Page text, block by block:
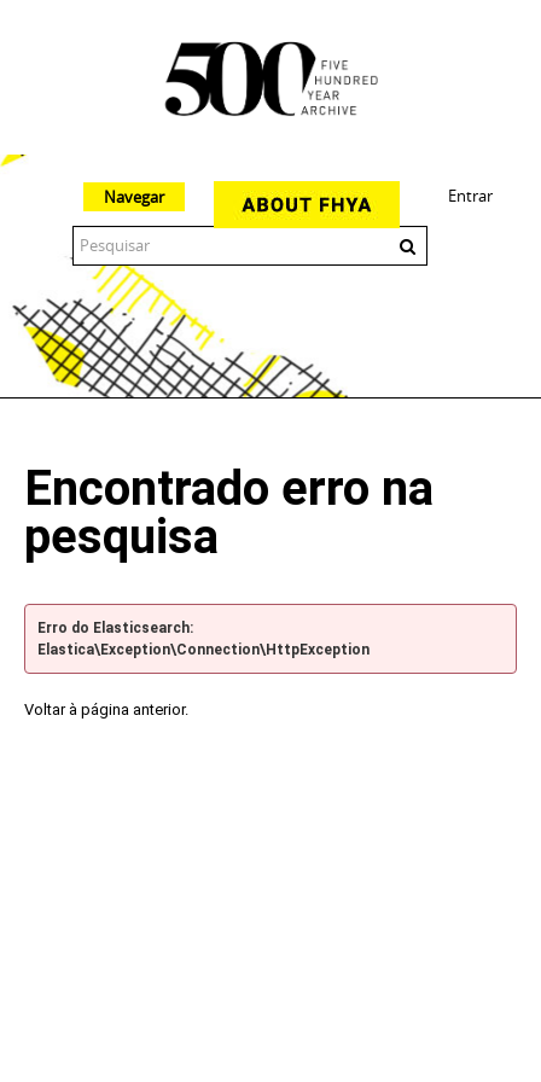
Entrar
Navegar
Encontrado erro na
pesquisa
Erro do Elasticsearch:
Elastica\Exception\Connection\HttpException
Voltar à página anterior.